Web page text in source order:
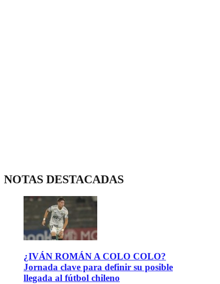
NOTAS DESTACADAS
¿IVÁN ROMÁN A COLO COLO?
Jornada clave para definir su posible
llegada al fútbol chileno